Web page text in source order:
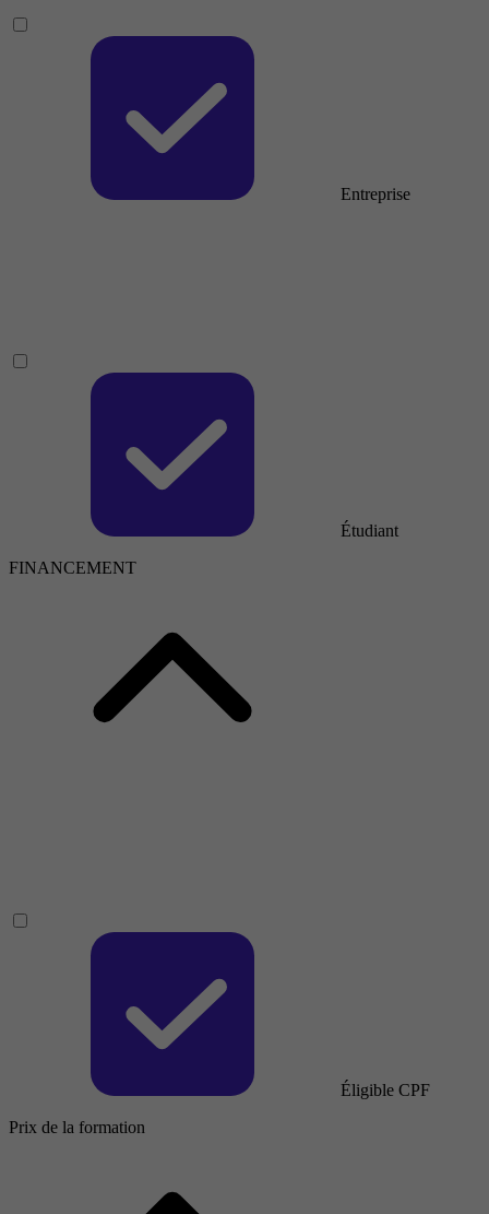
Entreprise
Étudiant
FINANCEMENT
Éligible CPF
Prix de la formation